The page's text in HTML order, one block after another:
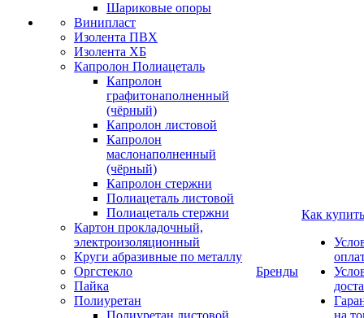
Шариковые опоры
Винипласт
Изолента ПВХ
Изолента ХБ
Капролон Полиацеталь
Капролон
графитонаполненный
(чёрный)
Капролон листовой
Капролон
маслонаполненный
(чёрный)
Капролон стержни
Полиацеталь листовой
Полиацеталь стержни
Картон прокладочный,
электроизоляционный
Круги абразивные по металлу
Оргстекло
Пайка
Полиуретан
Полиуретан листовой
Бренды
Как купить
на